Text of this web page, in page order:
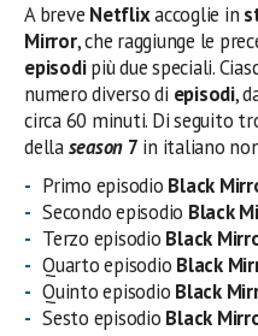
A breve Netflixaccoglie in
Mirror, che raggiunge le
episodipiù due speciali.
numero diverso di episodi,
circa 60 minuti. Di seguito
dellaseason 7 in italiano
Primo episodio Black
Secondo episodio Black
Terzo episodio Black
Quarto episodio Black
Quinto episodio Black
Sesto episodio Black